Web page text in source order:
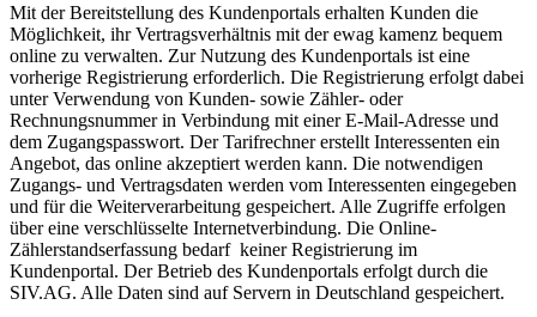
Mit der Bereitstellung des Kundenportals erhalten Kunden die
Möglichkeit, ihr Vertragsverhältnis mit der ewag kamenz bequem
online zu verwalten. Zur Nutzung des Kundenportals ist eine
vorherige Registrierung erforderlich. Die Registrierung erfolgt dabei
unter Verwendung von Kunden- sowie Zähler- oder
Rechnungsnummer in Verbindung mit einer E-Mail-Adresse und
dem Zugangspasswort. Der Tarifrechner erstellt Interessenten ein
Angebot, das online akzeptiert werden kann. Die notwendigen
Zugangs- und Vertragsdaten werden vom Interessenten eingegeben
und für die Weiterverarbeitung gespeichert. Alle Zugriffe erfolgen
über eine verschlüsselte Internetverbindung. Die Online-
Zählerstandserfassung bedarf keiner Registrierung im
Kundenportal. Der Betrieb des Kundenportals erfolgt durch die
SIV.AG. Alle Daten sind auf Servern in Deutschland gespeichert.